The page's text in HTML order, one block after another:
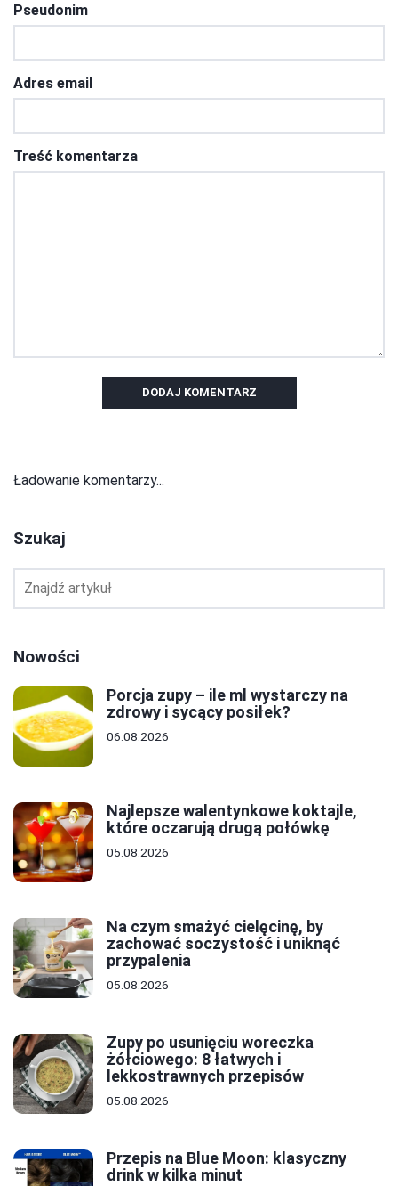
Pseudonim
Adres email
Treść komentarza
DODAJ KOMENTARZ
Ładowanie komentarzy...
Szukaj
Nowości
Porcja zupy – ile ml wystarczy na
zdrowy i sycący posiłek?
06.08.2026
Najlepsze walentynkowe koktajle,
które oczarują drugą połówkę
05.08.2026
Na czym smażyć cielęcinę, by
zachować soczystość i uniknąć
przypalenia
05.08.2026
Zupy po usunięciu woreczka
żółciowego: 8 łatwych i
lekkostrawnych przepisów
05.08.2026
Przepis na Blue Moon: klasyczny
drink w kilka minut